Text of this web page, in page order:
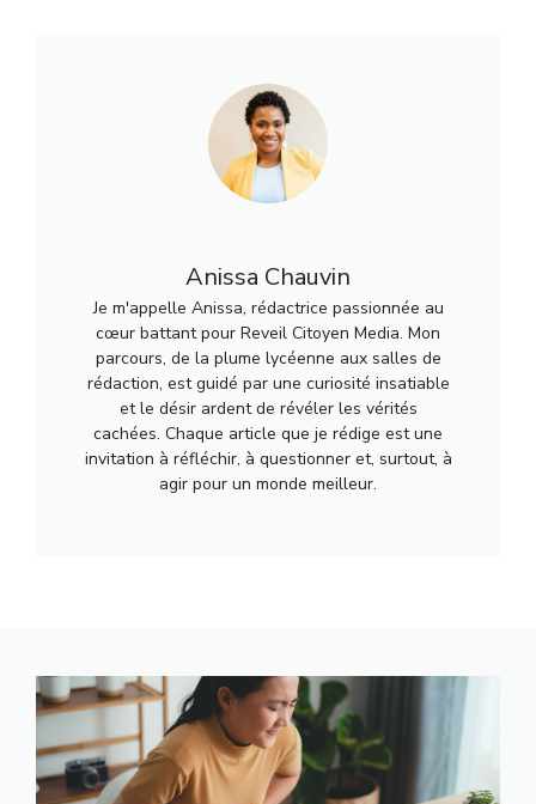
Anissa Chauvin
Je m'appelle Anissa, rédactrice passionnée au
cœur battant pour Reveil Citoyen Media. Mon
parcours, de la plume lycéenne aux salles de
rédaction, est guidé par une curiosité insatiable
et le désir ardent de révéler les vérités
cachées. Chaque article que je rédige est une
invitation à réfléchir, à questionner et, surtout, à
agir pour un monde meilleur.